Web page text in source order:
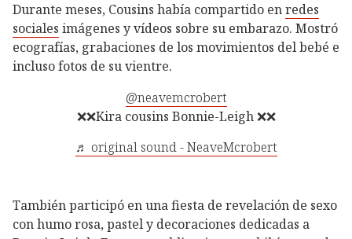
Durante meses, Cousins había compartido enredes
sociales imágenes y vídeos sobre su embarazo. Mostró
ecografías, grabaciones de los movimientos del bebé e
incluso fotos de su vientre.
@neavemcrobert
❌❌Kira cousins Bonnie-Leigh ❌❌
♬ original sound - NeaveMcrobert
También participó en una fiesta de revelación de sexo
con humo rosa, pastel y decoraciones dedicadas a